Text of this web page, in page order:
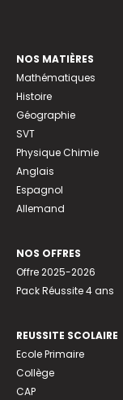
NOS MATIÈRES
Mathématiques
Histoire
Géographie
SVT
Physique Chimie
Anglais
Espagnol
Allemand
NOS OFFRES
Offre 2025-2026
Pack Réussite 4 ans
REUSSITE SCOLAIRE
Ecole Primaire
Collège
CAP